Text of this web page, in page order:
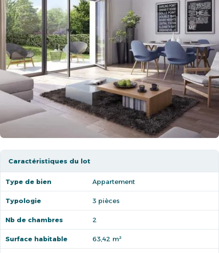
Caractéristiques du lot
Type de bien Appartement
Typologie 3 pièces
Nb de chambres 2
Surface habitable 63,42 m²